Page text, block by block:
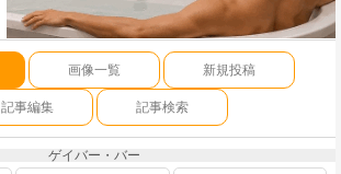
画像一覧 新規投稿
記事編集 記事検索
ゲイバー・バー